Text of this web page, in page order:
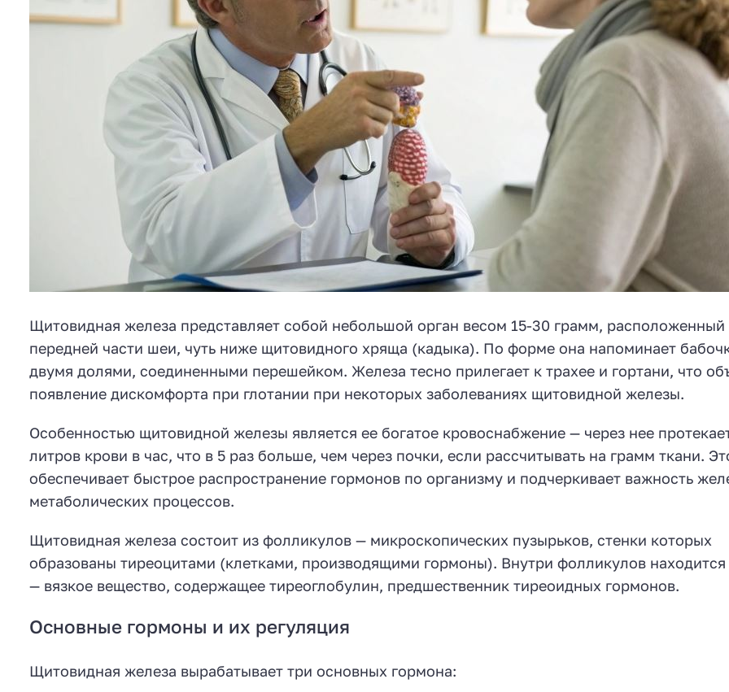
Щитовидная железа представляет собой небольшой орган весом 15-30 грамм, расположенный
передней части шеи, чуть ниже щитовидного хряща (кадыка). По форме она напоминает
двумя долями, соединенными перешейком. Железа тесно прилегает к трахее и гортани, что
появление дискомфорта при глотании при некоторых заболеваниях щитовидной железы.
Особенностью щитовидной железы является ее богатое кровоснабжение — через нее
литров крови в час, что в 5 раз больше, чем через почки, если рассчитывать на грамм ткани.
обеспечивает быстрое распространение гормонов по организму и подчеркивает важность
метаболических процессов.
Щитовидная железа состоит из фолликулов — микроскопических пузырьков, стенки которых
образованы тиреоцитами (клетками, производящими гормоны). Внутри фолликулов
— вязкое вещество, содержащее тиреоглобулин, предшественник тиреоидных гормонов.
Основные гормоны и их регуляция
Щитовидная железа вырабатывает три основных гормона: